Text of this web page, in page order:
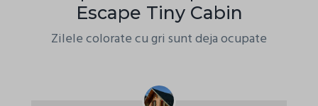
Escape Tiny Cabin
Zilele colorate cu gri sunt deja ocupate